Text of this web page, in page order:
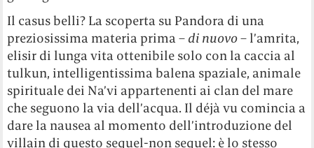
Il casus belli? La scoperta su Pandora di una
preziosissima materia prima – di nuovo– l’amrita,
elisir di lunga vita ottenibile solo con la caccia al
tulkun, intelligentissima balena spaziale, animale
spirituale dei Na’vi appartenenti ai clan del mare
che seguono la via dell’acqua. Il déjà vu comincia a
dare la nausea al momento dell’introduzione del
villain di questo sequel-non sequel: è lo stesso